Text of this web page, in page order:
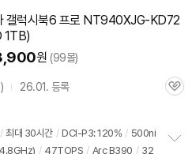
갤럭시북6 프로 NT940XJG-KD72
1TB)
원 (99몰)
26.01. 등록
관
/ 최대 30시간 / DCI-P3: 120% / 500ni
/ 47TOPS / Arc B390 / 32